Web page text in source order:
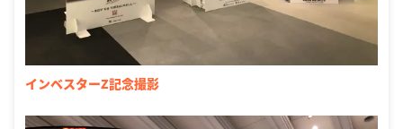
インベスターZ記念撮影